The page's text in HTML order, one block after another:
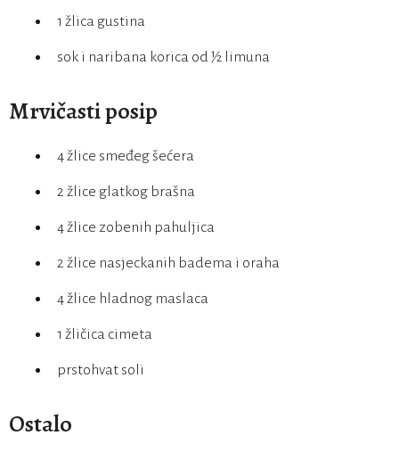
1 žlica gustina
sok i naribana korica od ½ limuna
Mrvičasti posip
4 žlice smeđeg šećera
2 žlice glatkog brašna
4 žlice zobenih pahuljica
2 žlice nasjeckanih badema i oraha
4 žlice hladnog maslaca
1 žličica cimeta
prstohvat soli
Ostalo